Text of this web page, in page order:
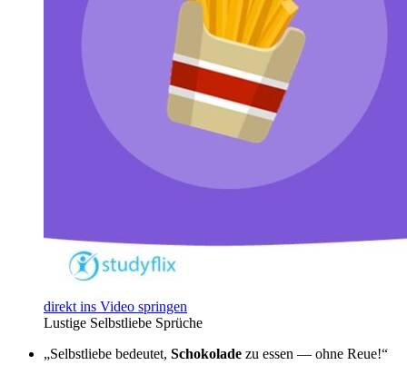
direkt ins Video springen
Lustige Selbstliebe Sprüche
„Selbstliebe bedeutet, Schokolade zu essen — ohne Reue!“